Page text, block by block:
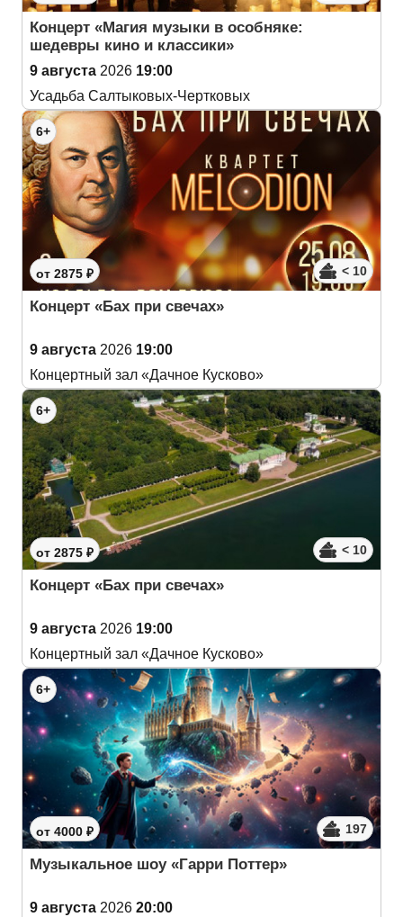
Концерт «Магия музыки в особняке:
шедевры кино и классики»
9 августа 2026 19:00
Усадьба Салтыковых-Чертковых
6+
от 2875 ₽ < 10
Концерт «Бах при свечах»
9 августа 2026 19:00
Концертный зал «Дачное Кусково»
6+
от 2875 ₽ < 10
Концерт «Бах при свечах»
9 августа 2026 19:00
Концертный зал «Дачное Кусково»
6+
от 4000 ₽ 197
Музыкальное шоу «Гарри Поттер»
9 августа 2026 20:00